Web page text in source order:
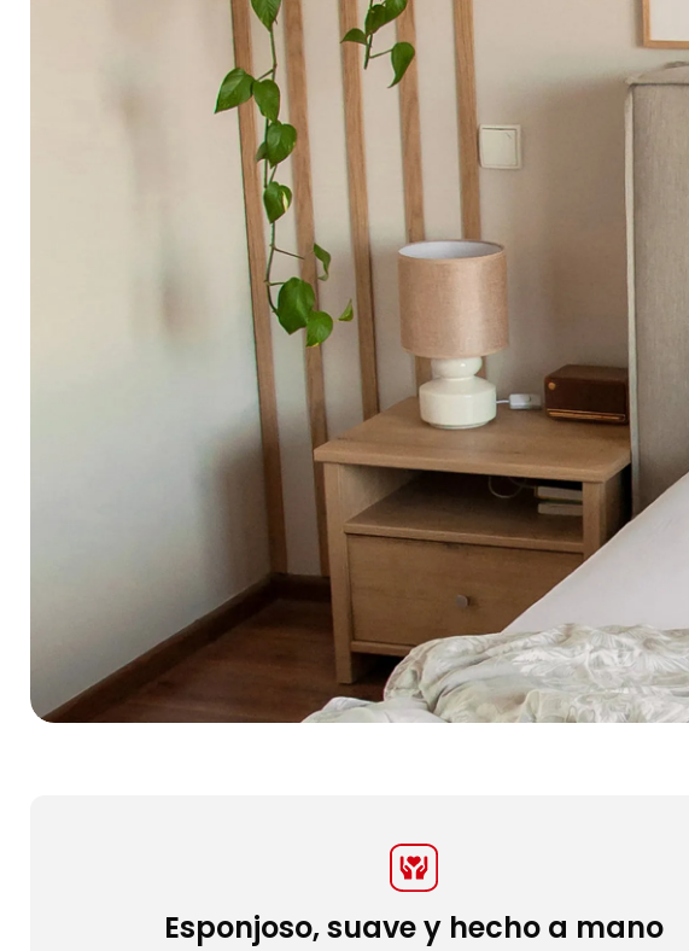
Esponjoso, suave y hecho a mano